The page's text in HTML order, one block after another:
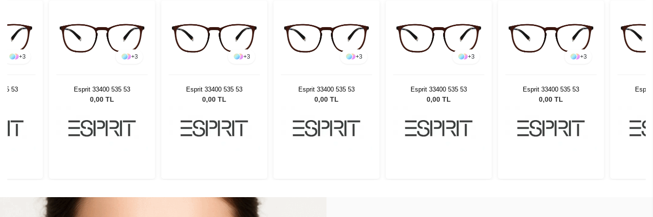
+3
53
+3
Esprit 33400 535 53
0,00 TL
+3
Esprit 33400 535 53
0,00 TL
+3
Esprit 33400 535 53
0,00 TL
+3
Esprit 33400 535 53
0,00 TL
+3
Esprit 33400 535 53
0,00 TL
Esprit